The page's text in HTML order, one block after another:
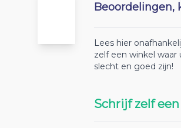
Beoordelingen,
Lees hier
zelf een winkel
slecht en goed zijn!
Schrijf zelf